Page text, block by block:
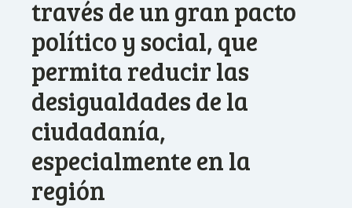
través de un gran pacto
político y social, que
permita reducir las
desigualdades de la
ciudadanía,
especialmente en la
región